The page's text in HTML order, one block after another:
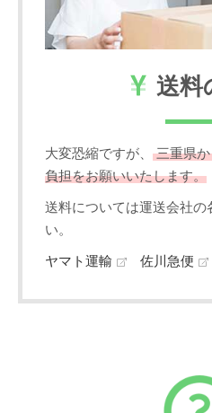
送料
大変恐縮ですが、 三重県か
負担をお願いいたします。
送料については運送会社の
い。
ヤマト運輸 佐川急便